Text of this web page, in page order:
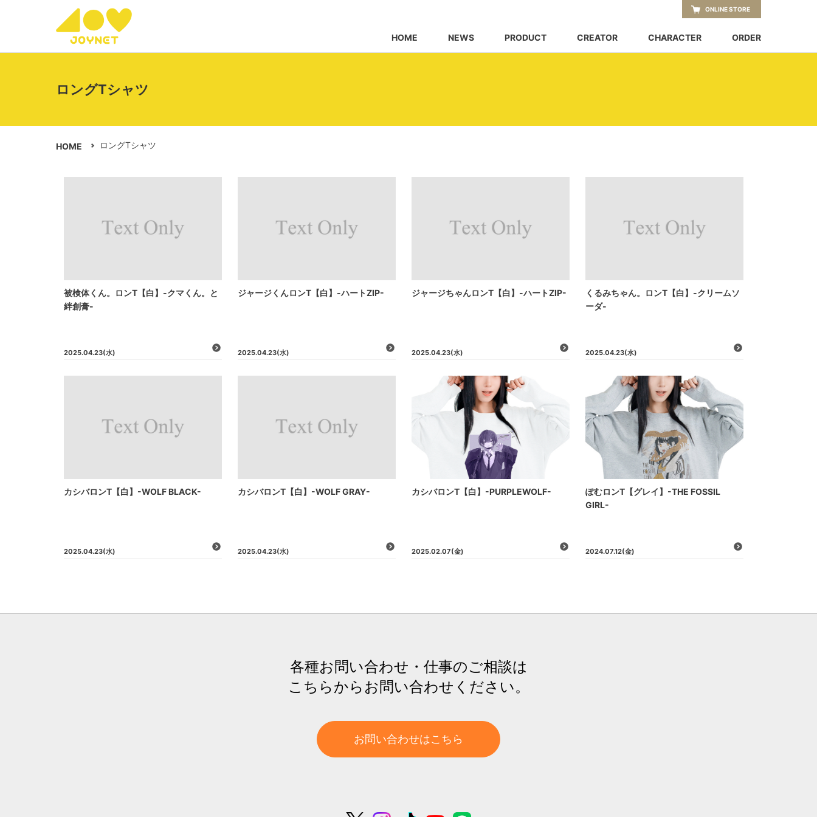
HOME NEWS PRODUCT CREATOR CHARACTER ORDER
ONLINE STORE
ロングTシャツ
HOME ロングTシャツ
被検体くん。ロンT【白】-クマくん。と
絆創膏-
2025.04.23(水)
ジャージくんロンT【白】-ハートZIP-
2025.04.23(水)
ジャージちゃんロンT【白】-ハートZIP-
2025.04.23(水)
くるみちゃん。ロンT【白】-クリームソ
ーダ-
2025.04.23(水)
カシバロンT【白】-WOLF BLACK-
2025.04.23(水)
カシバロンT【白】-WOLF GRAY-
2025.04.23(水)
カシバロンT【白】-PURPLEWOLF-
2025.02.07(金)
ぽむロンT【グレイ】-THE FOSSIL
GIRL-
2024.07.12(金)
各種お問い合わせ・仕事のご相談は
こちらからお問い合わせください。
お問い合わせはこちら